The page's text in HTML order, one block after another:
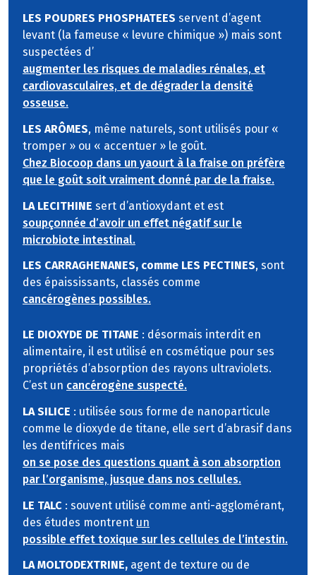
LES POUDRES PHOSPHATEES servent d’agent
levant (la fameuse « levure chimique ») mais sont
suspectées d’
augmenter les risques de maladies rénales, et
cardiovasculaires, et de dégrader la densité
osseuse.
LES ARÔMES, même naturels, sont utilisés pour «
tromper » ou « accentuer » le goût.
Chez Biocoop dans un yaourt à la fraise on préfère
que le goût soit vraiment donné par de la fraise.
LA LECITHINE sert d’antioxydant et est
soupçonnée d’avoir un effet négatif sur le
microbiote intestinal.
LES CARRAGHENANES, comme LES PECTINES, sont
des épaississants, classés comme
cancérogènes possibles.
LE DIOXYDE DE TITANE : désormais interdit en
alimentaire, il est utilisé en cosmétique pour ses
propriétés d’absorption des rayons ultraviolets.
C’est un cancérogène suspecté.
LA SILICE : utilisée sous forme de nanoparticule
comme le dioxyde de titane, elle sert d’abrasif dans
les dentifrices mais
on se pose des questions quant à son absorption
par l’organisme, jusque dans nos cellules.
LE TALC : souvent utilisé comme anti-agglomérant,
des études montrent un
possible effet toxique sur les cellules de l’intestin.
LA MOLTODEXTRINE, agent de texture ou de